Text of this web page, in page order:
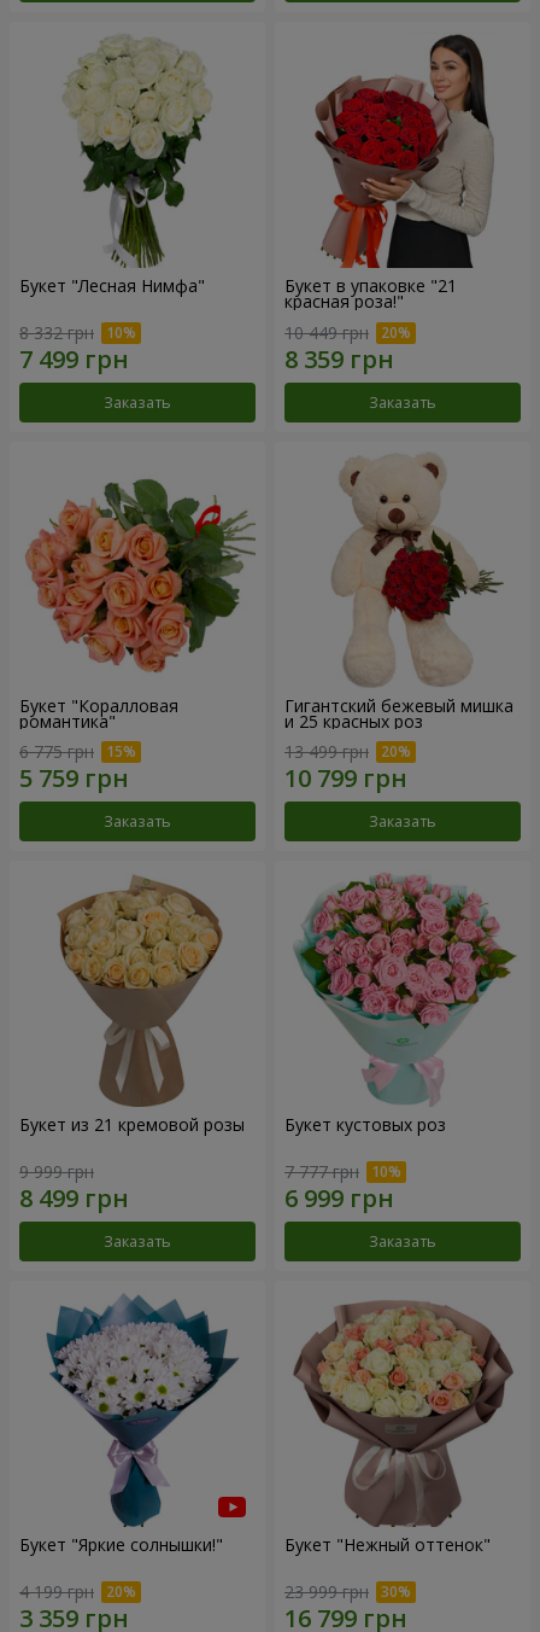
Букет "Лесная Нимфа"
8 332 грн
Заказать
Букет в упаковке "21
красная роза!"
10 449 грн
Заказать
Букет "Коралловая
романтика"
6 775 грн
Заказать
Гигантский бежевый мишка
и 25 красных роз
13 499 грн
Заказать
Букет из 21 кремовой розы
9 999 грн
Заказать
Букет кустовых роз
7 777 грн
Заказать
Букет "Яркие солнышки!"
4 199 грн
Букет "Нежный оттенок"
23 999 грн